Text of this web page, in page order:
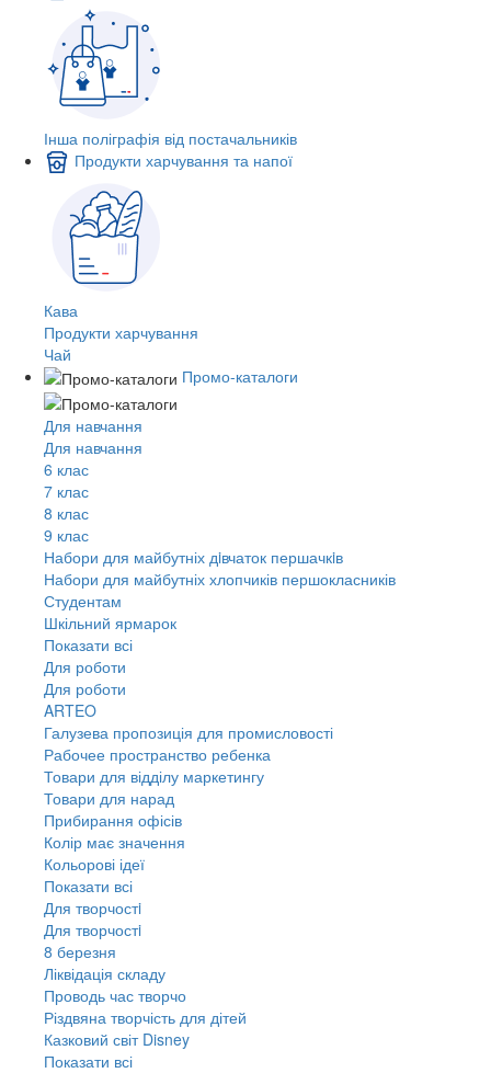
Інша поліграфія від постачальників
Продукти харчування та напої
Кава
Продукти харчування
Чай
Промо-каталоги
Для навчання
Для навчання
6 клас
7 клас
8 клас
9 клас
Набори для майбутніх дiвчаток першачкiв
Набори для майбутніх хлопчиків першокласників
Студентам
Шкільний ярмарок
Показати всі
Для роботи
Для роботи
ARTEO
Галузева пропозиція для промисловості
Рабочее пространство ребенка
Товари для відділу маркетингу
Товари для нарад
Прибирання офісів
Колір має значення
Кольорові ідеї
Показати всі
Для творчостi
Для творчостi
8 березня
Ліквідація складу
Проводь час творчо
Різдвяна творчість для дітей
Казковий світ Disney
Показати всі